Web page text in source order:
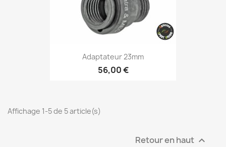
Adaptateur 23mm
56,00 €
Affichage 1-5 de 5 article(s)
Retour en haut 